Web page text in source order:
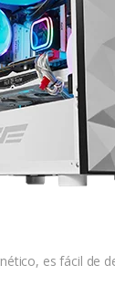
es fácil de